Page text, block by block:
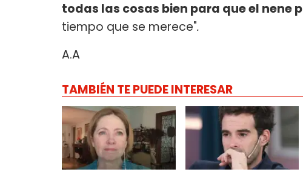
todas las cosas bien para que el nene
tiempo que se merece".
A.A
TAMBIÉN TE PUEDE INTERESAR